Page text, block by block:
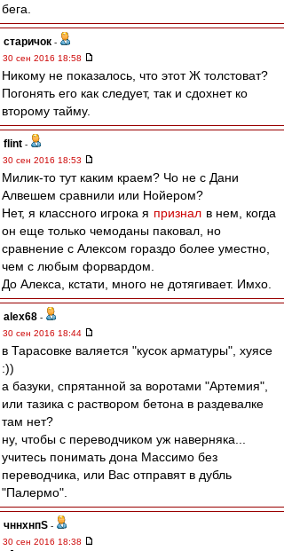
бега.
старичок -
30 сен 2016 18:58
Никому не показалось, что этот Ж толстоват?
Погонять его как следует, так и сдохнет ко
второму тайму.
flint -
30 сен 2016 18:53
Милик-то тут каким краем? Чо не с Дани
Алвешем сравнили или Нойером?
Нет, я классного игрока я признал в нем, когда
он еще только чемоданы паковал, но
сравнение с Алексом гораздо более уместно,
чем с любым форвардом.
До Алекса, кстати, много не дотягивает. Имхо.
alex68 -
30 сен 2016 18:44
в Тарасовке валяется "кусок арматуры", хуясе
:))
а базуки, спрятанной за воротами "Артемия",
или тазика с раствором бетона в раздевалке
там нет?
ну, чтобы с переводчиком уж наверняка...
учитесь понимать дона Массимо без
переводчика, или Вас отправят в дубль
"Палермо".
чннхнпS -
30 сен 2016 18:38